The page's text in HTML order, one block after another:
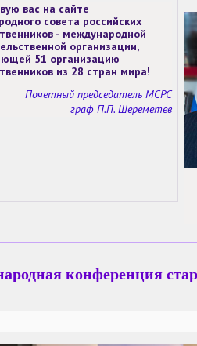
вас на сайте
совета российских
- международной
организации,
51 организацию
из 28 стран мира!
Почетный председатель МСРС
граф П.П. Шереметев
конференция